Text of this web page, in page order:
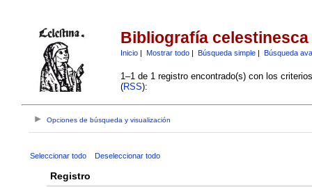
Bibliografía celestinesca
Inicio| Mostrar todo| Búsqueda simple| Búsqueda
1–1 de 1 registro encontrado(s) con los
(RSS):
Opciones de búsqueda y visualización
Seleccionar todo Deseleccionar todo
Registro